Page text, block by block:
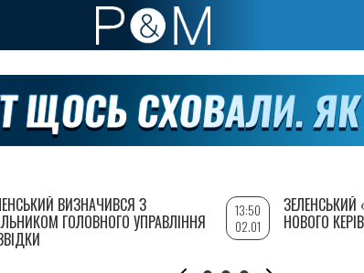
ВИЗНАЧИВСЯ З
ГОЛОВНОГО УПРАВЛІННЯ
13:50
02.01
ЗЕЛЕНСЬКИЙ
НОВОГО